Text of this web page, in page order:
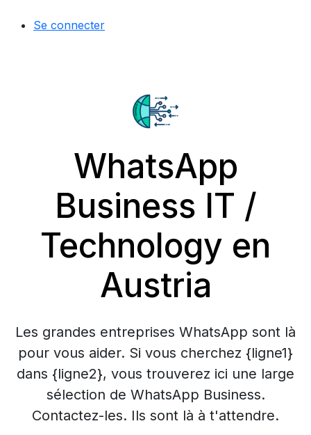
Se connecter
WhatsApp
Business IT /
Technology en
Austria
Les grandes entreprises WhatsApp sont là
pour vous aider. Si vous cherchez {ligne1}
dans {ligne2}, vous trouverez ici une large
sélection de WhatsApp Business.
Contactez-les. Ils sont là à t'attendre.